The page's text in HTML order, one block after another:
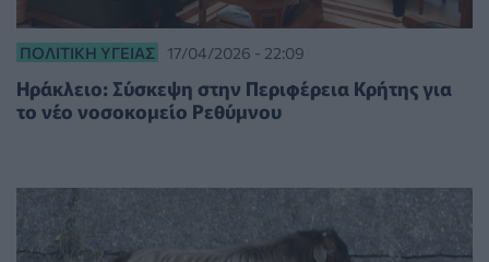
ΠΟΛΙΤΙΚΉ ΥΓΕΊΑΣ 17/04/2026 - 22:09
Ηράκλειο: Σύσκεψη στην Περιφέρεια Κρήτης για
το νέο νοσοκομείο Ρεθύμνου